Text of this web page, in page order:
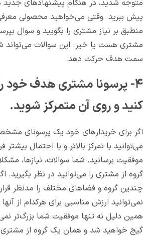
متوجه شدید، در هنگام پیشنهادهای جدید
پیش ببرید. وقتی می‌خواهید محصولی
منطبق بر نیاز مشتری را بگویید و سوال
مشتری هست یا خیر. این سوالات می‌تواند
سمت هدف حرکت دهد.
۴- پرسونا مشتری هدف خود
کنید و روی آن متمرکز شوید.
اگر برای خریدارهای خود یک پرسونای
می‌توانید با تمرکز بالاتر و با احتمال
موفقیت برسانید. شما سوالات، نیازها،
گروه از مشتری را می‌توانید در نظر بگیرید.
چندین گروه و فضاهای مختلف را مدنظر قرار
نمی‌توانید ارزش مناسبی برای هرکدام از
همین دلیل نه تنها موفقیت شما بزرگ‌تر
گیج خواهید شد و همان یک گروه از